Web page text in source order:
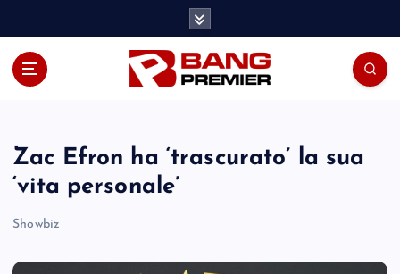
Zac Efron ha ‘trascurato’ la sua
‘vita personale’
Showbiz